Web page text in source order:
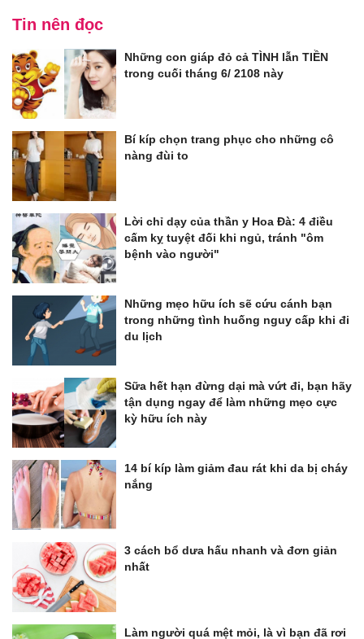
Tin nên đọc
Những con giáp đỏ cả TÌNH lẫn TIỀN
trong cuối tháng 6/ 2108 này
Bí kíp chọn trang phục cho những cô
nàng đùi to
Lời chỉ dạy của thần y Hoa Đà: 4 điều
cấm kỵ tuyệt đối khi ngủ, tránh "ôm
bệnh vào người"
Những mẹo hữu ích sẽ cứu cánh bạn
trong những tình huống nguy cấp khi đi
du lịch
Sữa hết hạn đừng dại mà vứt đi, bạn hãy
tận dụng ngay để làm những mẹo cực
kỳ hữu ích này
14 bí kíp làm giảm đau rát khi da bị cháy
nắng
3 cách bổ dưa hấu nhanh và đơn giản
nhất
Làm người quá mệt mỏi, là vì bạn đã rơi